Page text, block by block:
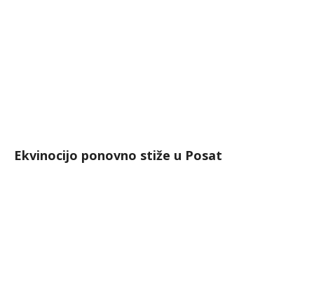
Ekvinocijo ponovno stiže u Posat